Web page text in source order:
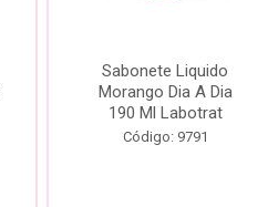
Sabonete Liquido
Morango Dia A Dia
190 Ml Labotrat
Código: 9791